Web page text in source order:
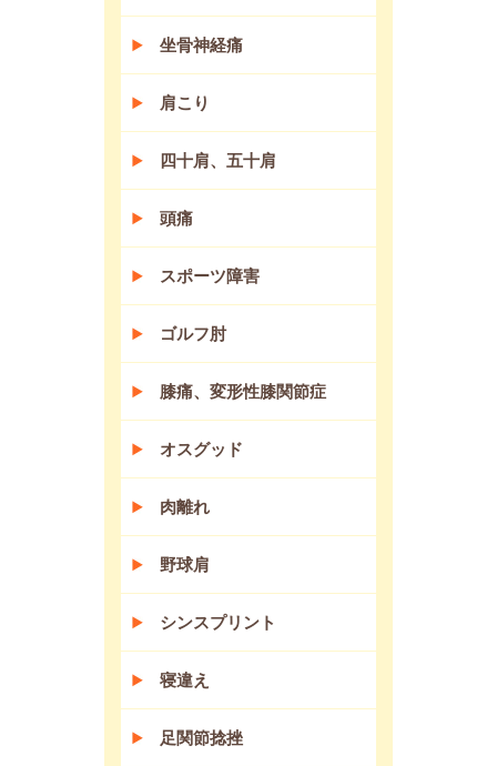
坐骨神経痛
肩こり
四十肩、五十肩
頭痛
スポーツ障害
ゴルフ肘
膝痛、変形性膝関節症
オスグッド
肉離れ
野球肩
シンスプリント
寝違え
足関節捻挫